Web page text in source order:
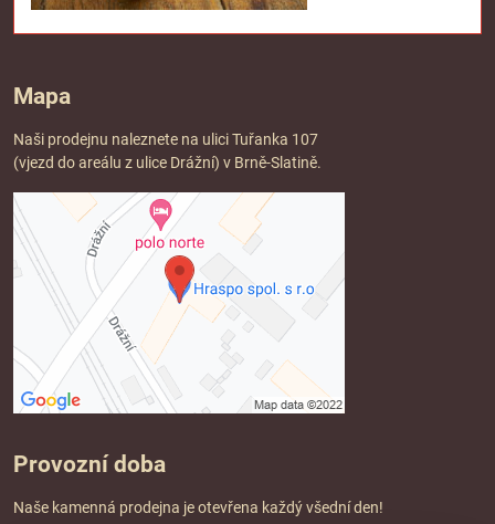
Mapa
Naši prodejnu naleznete na ulici Tuřanka 107
(vjezd do areálu z ulice Drážní) v Brně-Slatině.
Provozní doba
Naše kamenná prodejna je otevřena každý všední den!